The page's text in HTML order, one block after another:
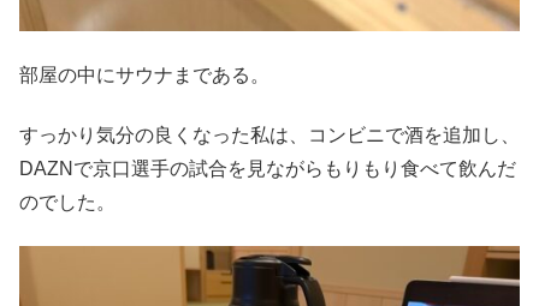
部屋の中にサウナまである。
すっかり気分の良くなった私は、コンビニで酒を追加し、
DAZNで京口選手の試合を見ながらもりもり食べて飲んだ
のでした。